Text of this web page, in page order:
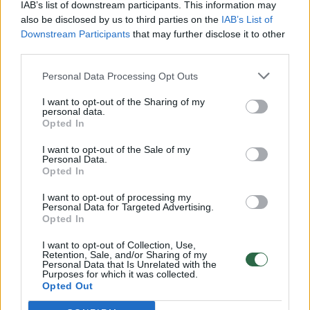
IAB’s list of downstream participants. This information may
also be disclosed by us to third parties on the IAB’s List of
Downstream Participants that may further disclose it to other
Personal Data Processing Opt Outs
I want to opt-out of the Sharing of my
personal data.
Opted In
I want to opt-out of the Sale of my
Personal Data.
Opted In
I want to opt-out of processing my
Personal Data for Targeted Advertising.
Opted In
I want to opt-out of Collection, Use,
Retention, Sale, and/or Sharing of my
Personal Data that Is Unrelated with the
Purposes for which it was collected.
Opted Out
vaiko gyvybių išgelbėti nepavyko
Žinios | Lietuvos diena
00:00:57
32 laipsnių šilumos
Žinios | Orai
V. Zalužno pasisakymą laiko bandymu įsitvirtinti
Ukrainos politikoje: jis yra neteisus
Laidos Nauja diena
00:00:59
Nufilmavo, kaip patvino Vilniaus Vakarinis aplinkkelis:
vaizdas pribloškia
Žinios | Lietuvos diena